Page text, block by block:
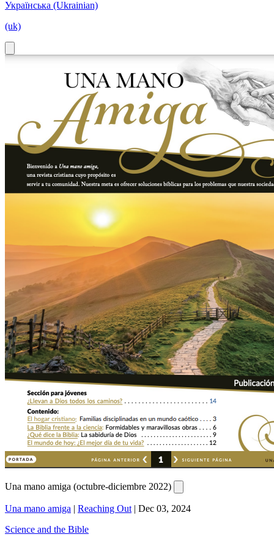
Українська (Ukrainian)
(uk)
Una mano amiga (octubre-diciembre 2022)
Una mano amiga | Reaching Out | Dec 03, 2024
Science and the Bible